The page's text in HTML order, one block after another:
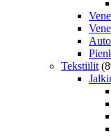
Tekstiilit